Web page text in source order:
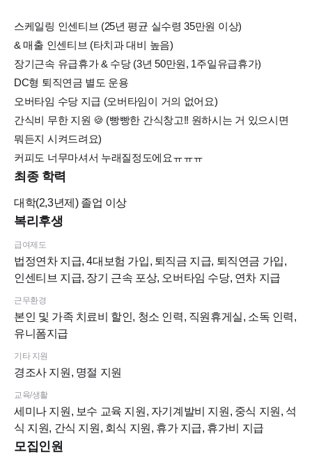
스케일링 인센티브 (25년 평균 실수령 35만원 이상)
& 매출 인센티브 (타치과 대비 높음)
장기근속 유급휴가 & 수당 (3년 50만원, 1주일유급휴가)
DC형 퇴직연금 별도 운용
오버타임 수당 지급 (오버타임이 거의 없어요)
간식비 무한 지원 🍪 (빵빵한 간식창고!! 원하시는 거 있으시면
뭐든지 시켜드려요)
커피도 너무마셔서 누래질정도에요ㅠㅠㅠ
최종 학력
대학(2,3년제)졸업 이상
복리후생
급여제도
법정연차 지급, 4대보험 가입, 퇴직금 지급, 퇴직연금 가입,
인센티브 지급, 장기 근속 포상, 오버타임 수당, 연차 지급
근무환경
본인 및 가족 치료비 할인, 청소 인력, 직원휴게실, 소독 인력,
유니폼지급
기타 지원
경조사 지원, 명절 지원
교육/생활
세미나 지원, 보수 교육 지원, 자기계발비 지원, 중식 지원, 석
식 지원, 간식 지원, 회식 지원, 휴가 지급, 휴가비 지급
모집인원